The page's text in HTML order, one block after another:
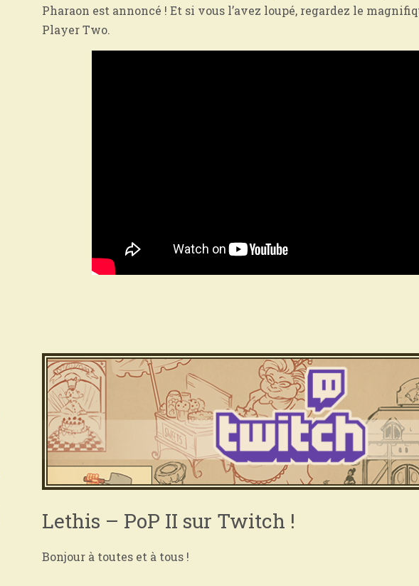
Pharaon est annoncé !Et si vous l’avez loupé, regardez le
Player Two.
Lethis – PoP II sur Twitch !
Bonjour à toutes et à tous !